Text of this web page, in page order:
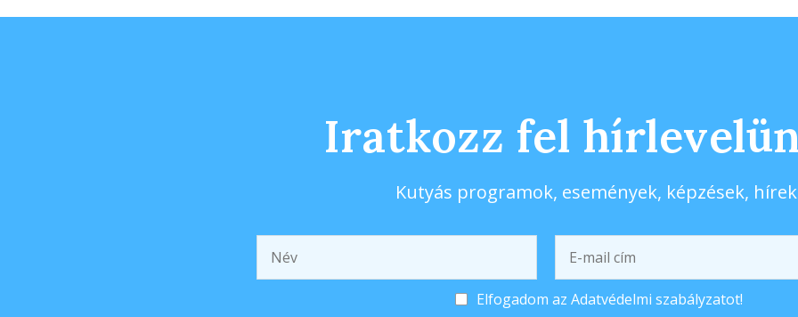
Iratkozz fel
Kutyás programok, események, képzések,
Elfogadom az Adatvédelmi szabályzatot!